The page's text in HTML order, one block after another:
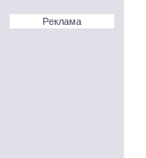
Реклама